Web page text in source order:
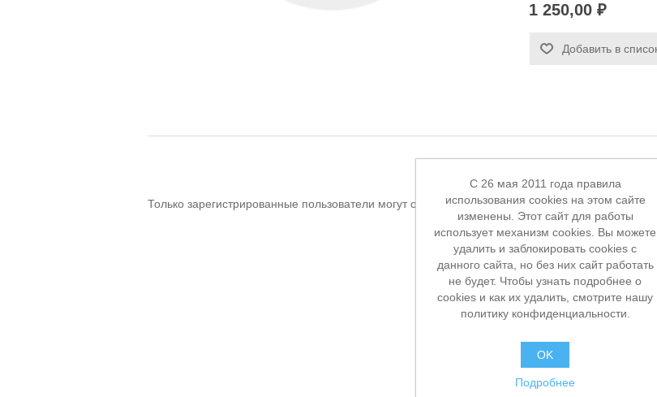
1 250,00 ₽
Добавить в
Только зарегистрированные пользователи могут оставлять отзывы
C 26 мая 2011 года правила
использования cookies на этом сайте
изменены. Этот сайт для работы
использует механизм cookies. Вы можете
удалить и заблокировать cookies с
данного сайта, но без них сайт работать
не будет. Чтобы узнать подробнее о
cookies и как их удалить, смотрите нашу
политику конфиденциальности.
OK
Подробнее